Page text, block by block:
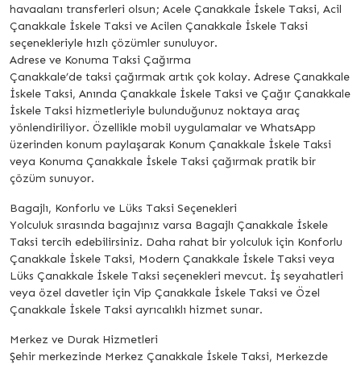
havaalanı transferleri olsun; Acele Çanakkale İskele Taksi, Acil
Çanakkale İskele Taksi ve Acilen Çanakkale İskele Taksi
seçenekleriyle hızlı çözümler sunuluyor.
Adrese ve Konuma Taksi Çağırma
Çanakkale’de taksi çağırmak artık çok kolay. Adrese Çanakkale
İskele Taksi, Anında Çanakkale İskele Taksi ve Çağır Çanakkale
İskele Taksi hizmetleriyle bulunduğunuz noktaya araç
yönlendiriliyor. Özellikle mobil uygulamalar ve WhatsApp
üzerinden konum paylaşarak Konum Çanakkale İskele Taksi
veya Konuma Çanakkale İskele Taksi çağırmak pratik bir
çözüm sunuyor.
Bagajlı, Konforlu ve Lüks Taksi Seçenekleri
Yolculuk sırasında bagajınız varsa Bagajlı Çanakkale İskele
Taksi tercih edebilirsiniz. Daha rahat bir yolculuk için Konforlu
Çanakkale İskele Taksi, Modern Çanakkale İskele Taksi veya
Lüks Çanakkale İskele Taksi seçenekleri mevcut. İş seyahatleri
veya özel davetler için Vip Çanakkale İskele Taksi ve Özel
Çanakkale İskele Taksi ayrıcalıklı hizmet sunar.
Merkez ve Durak Hizmetleri
Şehir merkezinde Merkez Çanakkale İskele Taksi, Merkezde